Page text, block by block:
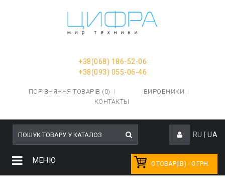
+38(068) 186-52-06
+38(093) 055-06-46
ПОРІВНЯННЯ ТОВАРІВ (0)
ВИРОБНИКИ
КОНТАКТЫ
RU UA
0 ТОВАР(ІВ) - 0 ГРН.
МЕНЮ